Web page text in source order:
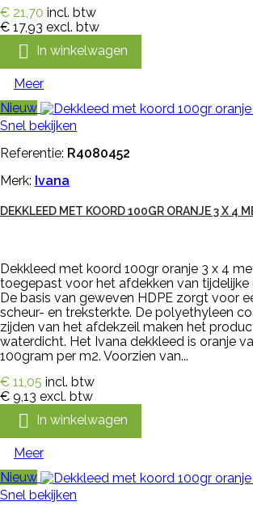
€ 21,70 incl. btw
€ 17,93 excl. btw
 In winkelwagen
Meer
Nieuw
Snel bekijken
Referentie: R4080452
Merk: Ivana
DEKKLEED MET KOORD 100GR ORANJE 3 X 4
Dekkleed met koord 100gr oranje 3 x 4
toegepast voor het afdekken van tijdelijke
De basis van geweven HDPE zorgt voor
scheur- en treksterkte. De polyethyleen
zijden van het afdekzeil maken het
waterdicht. Het Ivana dekkleed is oranje
100gram per m2. Voorzien van...
€ 11,05 incl. btw
€ 9,13 excl. btw
 In winkelwagen
Meer
Nieuw
Snel bekijken